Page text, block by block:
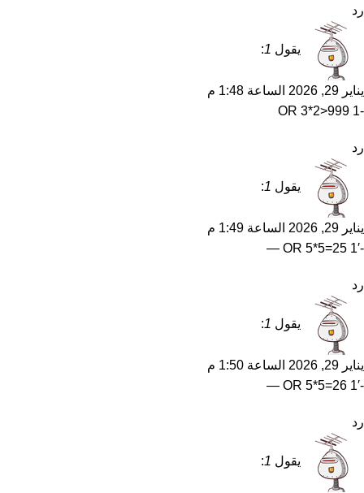
رد
يقول 1
:
يناير 29, 2026 الساعة 1:48 م
-1 OR 3*2>999
رد
يقول 1
:
يناير 29, 2026 الساعة 1:49 م
-1′ OR 5*5=25 —
رد
يقول 1
:
يناير 29, 2026 الساعة 1:50 م
-1′ OR 5*5=26 —
رد
يقول 1
: